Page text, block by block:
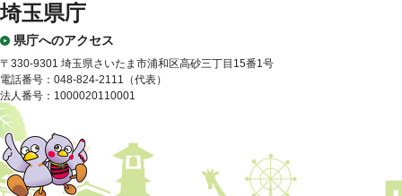
埼玉県庁
県庁へのアクセス
〒330-9301 埼玉県さいたま市浦和区高砂三丁目15番1号
電話番号：048-824-2111（代表）
法人番号：1000020110001